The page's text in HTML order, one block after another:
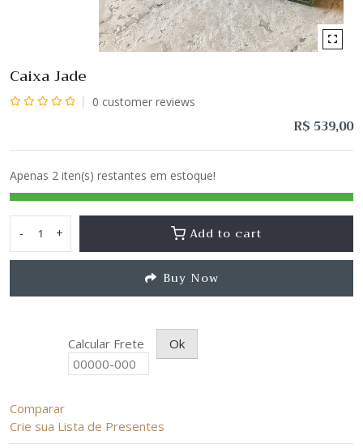
Caixa Jade
5
0 customer reviews
R$ 539,00
Apenas 2 iten(s) restantes em estoque!
-
Jade
+ Add to cart
Buy Now
Comparar
Calcular Frete Ok
Crie sua Lista de Presentes